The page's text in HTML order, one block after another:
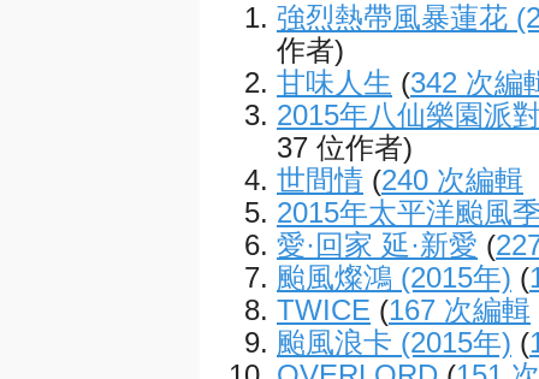
強烈熱帶風暴蓮花
作者)
甘味人生 (342 次編
2015年八仙樂園派
37 位作者)
世間情 (240 次編輯
2015年太平洋颱風
愛·回家 延·新愛 (
颱風燦鴻 (2015年) (
TWICE (167 次編輯
颱風浪卡 (2015年) (